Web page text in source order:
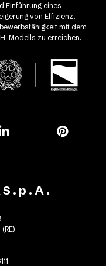
Einführung eines
von Effizienz,
mit dem
Modells zu erreichen.
. p . A .